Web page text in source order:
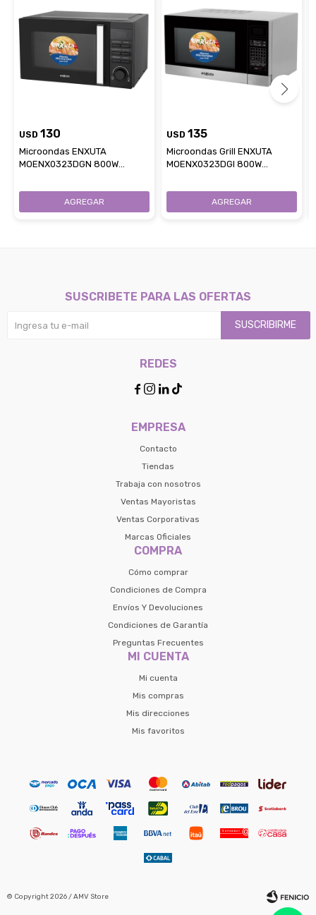
USD 130
Microondas ENXUTA
MOENX0323DGN 800W
Negro
USD 135
Microondas Grill ENXUTA
MOENX0323DGI 800W
EMPRESA
Contacto
Tiendas
Trabaja con nosotros
Ventas Mayoristas
Ventas Corporativas
Marcas Oficiales
COMPRA
Cómo comprar
Condiciones de Compra
Envíos Y Devoluciones
Condiciones de Garantía
Preguntas Frecuentes
MI CUENTA
Mi cuenta
Mis compras
Mis direcciones
Mis favoritos
SUSCRIBETE PARA LAS OFERTAS
SUSCRIBIRME
REDES
   
© Copyright 2026 / AMV Store